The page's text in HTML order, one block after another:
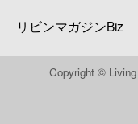
リビンマガジンBiz
Copyright ©